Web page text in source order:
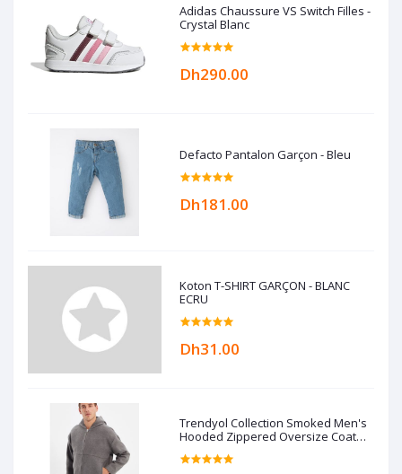
Adidas Chaussure VS Switch Filles -
Crystal Blanc
Dh290.00
Defacto Pantalon Garçon - Bleu
Dh181.00
Koton T-SHIRT GARÇON - BLANC
ECRU
Dh31.00
Trendyol Collection Smoked Men's
Hooded Zippered Oversize Coat
TMNAW22KB0050